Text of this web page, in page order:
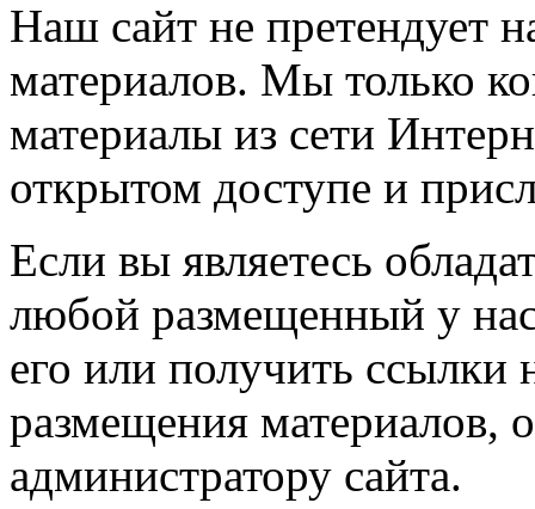
Наш сайт не претендует
материалов. Мы только
материалы из сети
открытом доступе и
Если вы являетесь
любой размещенный у
его или получить ссылки
размещения материалов,
администратору сайта.